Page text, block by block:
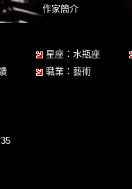
作家簡介
星座：水瓶座
職業：藝術